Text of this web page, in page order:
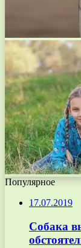
Популярное
17.07.2019
Собака